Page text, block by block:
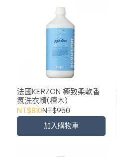
法國KERZON 極致柔軟香
氛洗衣精(檀木)
NT$810NT$950
加入購物車